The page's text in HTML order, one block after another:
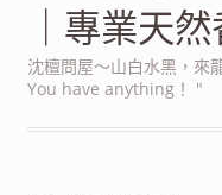
｜專業天
沈檀問屋～山白水黑，
You have anything！ "